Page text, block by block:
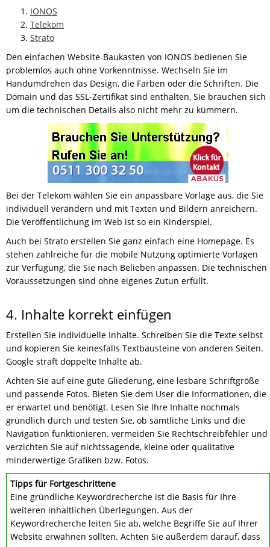
IONOS
Telekom
Strato
Den einfachen Website-Baukasten von IONOS bedienen Sie
problemlos auch ohne Vorkenntnisse. Wechseln Sie im
Handumdrehen das Design, die Farben oder die Schriften. Die
Domain und das SSL-Zertifikat sind enthalten, Sie brauchen sich
um die technischen Details also nicht mehr zu kümmern.
Bei der Telekom wählen Sie ein anpassbare Vorlage aus, die Sie
individuell verändern und mit Texten und Bildern anreichern.
Die Veröffentlichung im Web ist so ein Kinderspiel.
Auch bei Strato erstellen Sie ganz einfach eine Homepage. Es
stehen zahlreiche für die mobile Nutzung optimierte Vorlagen
zur Verfügung, die Sie nach Belieben anpassen. Die technischen
Voraussetzungen sind ohne eigenes Zutun erfüllt.
4. Inhalte korrekt einfügen
Erstellen Sie individuelle Inhalte. Schreiben Sie die Texte selbst
und kopieren Sie keinesfalls Textbausteine von anderen Seiten.
Google straft doppelte Inhalte ab.
Achten Sie auf eine gute Gliederung, eine lesbare Schriftgröße
und passende Fotos. Bieten Sie dem User die Informationen, die
er erwartet und benötigt. Lesen Sie Ihre Inhalte nochmals
gründlich durch und testen Sie, ob sämtliche Links und die
Navigation funktionieren. vermeiden Sie Rechtschreibfehler und
verzichten Sie auf nichtssagende, kleine oder qualitative
minderwertige Grafiken bzw. Fotos.
Tipps für Fortgeschrittene
Eine gründliche Keywordrecherche ist die Basis für Ihre
weiteren inhaltlichen Überlegungen. Aus der
Keywordrecherche leiten Sie ab, welche Begriffe Sie auf Ihrer
Website erwähnen sollten. Achten Sie außerdem darauf, dass